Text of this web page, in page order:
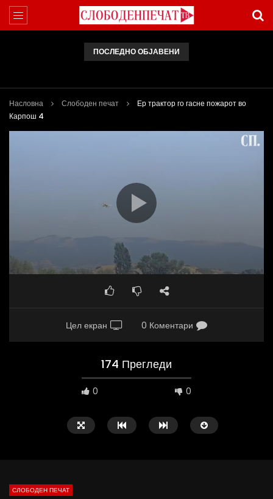
ПОСЛЕДНО ОБЈАВЕНИ
Насловна Слободен печат
Ер трактор го гасне пожарот во
Карпош 4
Цел екран 0 Коментари
174 Прегледи
0 0
СЛОБОДЕН ПЕЧАТ